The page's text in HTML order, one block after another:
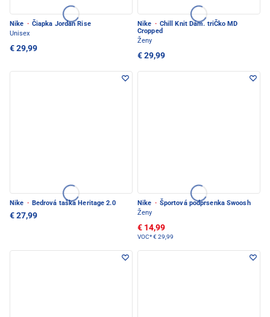
Nike · Čiapka Jordan Rise
Unisex
€ 29,99
Nike · Chill Knit Dám. triČko MD
Cropped
Ženy
€ 29,99
Nike · Bedrová taška Heritage 2.0
€ 27,99
Nike · Športová podprsenka Swoosh
Ženy
€ 14,99
VOC*€ 29,99